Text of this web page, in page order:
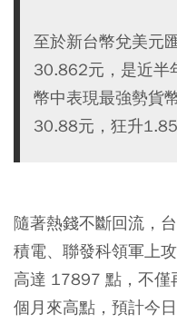
至於新台幣兌美元
30.862元，是近半
幣中表現最強勢貨
30.88元，狂升1.85
隨著熱錢不斷回流，
積電、聯發科領軍上
高達 17897 點，不僅
個月來高點，預計今